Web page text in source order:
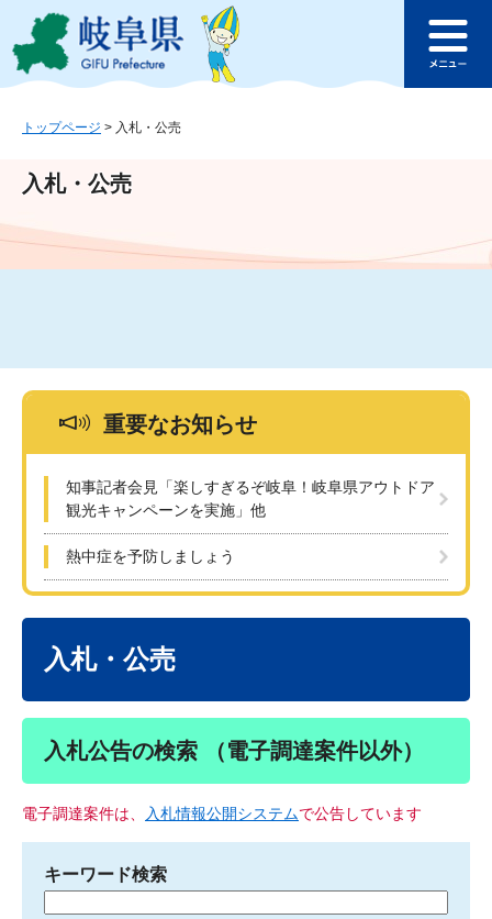
ジ
ュ
文
このページの本文へ
ュ
トップページ > 入札・公売
入札・公売
重要なお知らせ
知事記者会見「楽しすぎるぞ岐阜！岐阜県アウトドア
観光キャンペーンを実施」他
熱中症を予防しましょう
入札・公売
入札公告の検索 （電子調達案件以外）
電子調達案件は、 入札情報公開システムで公告しています
キーワード検索